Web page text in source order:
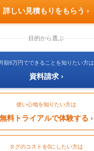
詳しい見積もりをもらう ›
目的から選ぶ
月額6万円でできることを知りたい方は
資料請求 ›
使い心地を知りたい方は
無料トライアルで体験する ›
タグのコストを0にしたい方は